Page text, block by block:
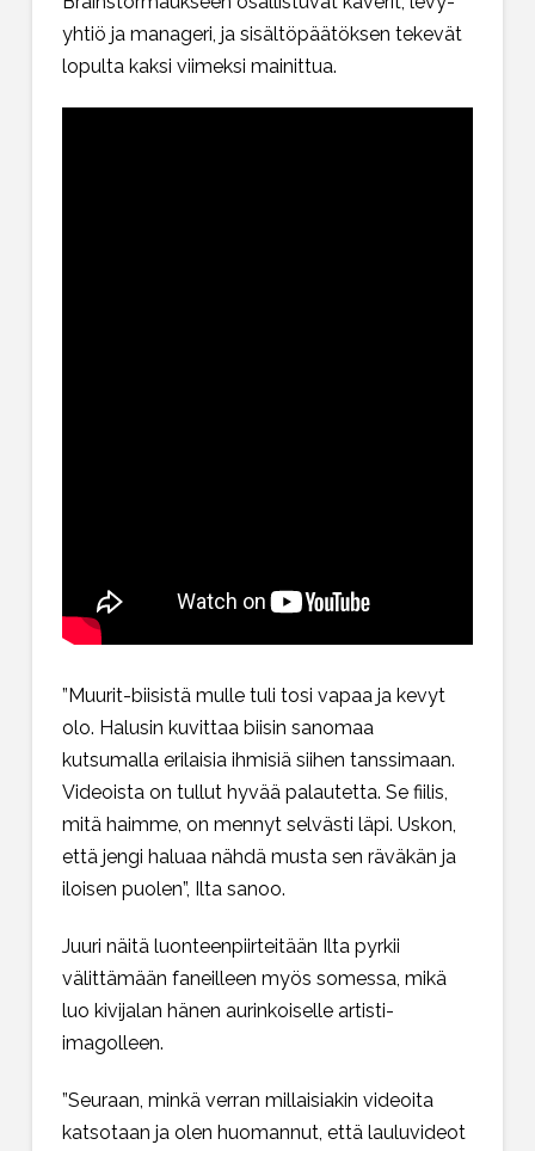
yhtiö ja manageri, ja sisältöpäätöksen tekevät
lopulta kaksi viimeksi mainittua.
”Muurit-biisistä mulle tuli tosi vapaa ja kevyt
olo. Halusin kuvittaa biisin sanomaa
kutsumalla erilaisia ihmisiä siihen tanssimaan.
Videoista on tullut hyvää palautetta. Se fiilis,
mitä haimme, on mennyt selvästi läpi. Uskon,
että jengi haluaa nähdä musta sen räväkän ja
iloisen puolen”, Ilta sanoo.
Juuri näitä luonteenpiirteitään Ilta pyrkii
välittämään faneilleen myös somessa, mikä
luo kivijalan hänen aurinkoiselle artisti-
imagolleen.
”Seuraan, minkä verran millaisiakin videoita
katsotaan ja olen huomannut, että lauluvideot